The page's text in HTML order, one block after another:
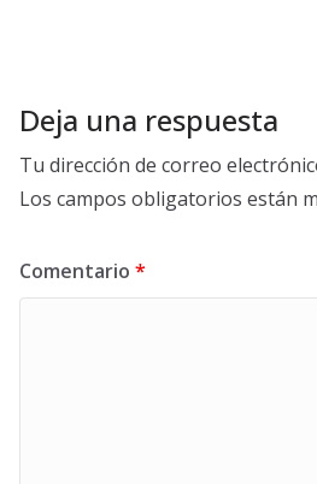
Deja una respuesta
Tu dirección de correo
Los campos obligatorios están
Comentario *